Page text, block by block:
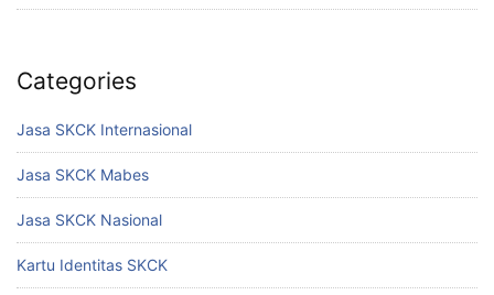
Categories
Jasa SKCK Internasional
Jasa SKCK Mabes
Jasa SKCK Nasional
Kartu Identitas SKCK